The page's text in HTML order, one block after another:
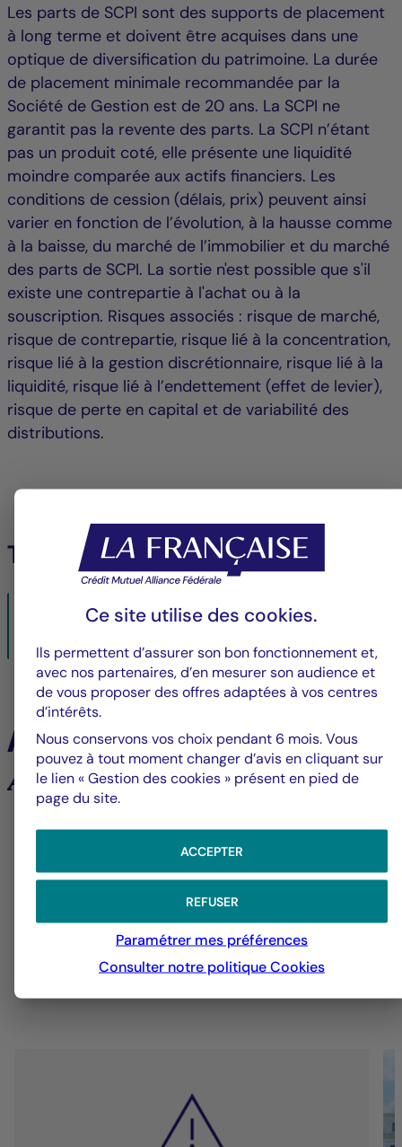
Les parts de SCPI sont des supports de placement
à long terme et doivent être acquises dans une
optique de diversification du patrimoine. La durée
de placement minimale recommandée par la
Société de Gestion est de 20 ans. La SCPI ne
garantit pas la revente des parts. La SCPI n’étant
pas un produit coté, elle présente une liquidité
moindre comparée aux actifs financiers. Les
conditions de cession (délais, prix) peuvent ainsi
varier en fonction de l’évolution, à la hausse comme
à la baisse, du marché de l’immobilier et du marché
des parts de SCPI. La sortie n'est possible que s'il
existe une contrepartie à l'achat ou à la
souscription. Risques associés : risque de marché,
risque de contrepartie, risque lié à la concentration,
risque lié à la gestion discrétionnaire, risque lié à la
liquidité, risque lié à l’endettement (effet de levier),
risque de perte en capital et de variabilité des
distributions.
Télécharger le PDF :
La Française Real Estate Managers conclut deux
acquisitions viticoles pour la SCPI « LF Les Grands Palais »
179 Ko
À la une
Analyses et tendances des marchés
6
Alerte fraude – Restez vigilants
Ce site utilise des cookies.
Ils permettent d’assurer son bon fonctionnement et,
avec nos partenaires, d’en mesurer son audience et
de vous proposer des offres adaptées à vos centres
d’intérêts.
Nous conservons vos choix pendant 6 mois. Vous
pouvez à tout moment changer d’avis en cliquant sur
le lien « Gestion des cookies » présent en pied de
page du site.
ACCEPTER
REFUSER
Paramétrer mes préférences
Consulter notre politiqueCookies